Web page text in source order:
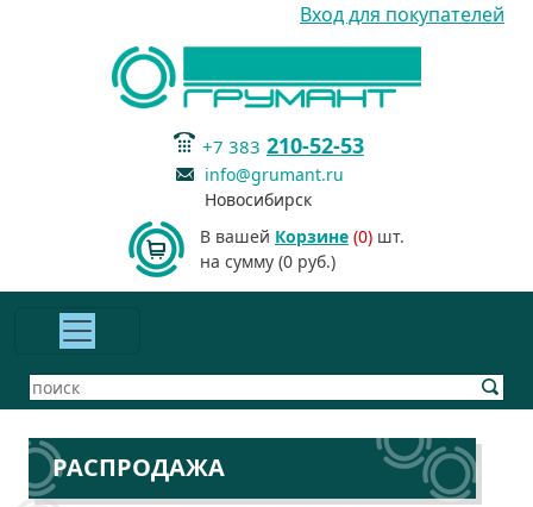
Вход для покупателей
+7 383 210-52-53
info@grumant.ru
Новосибирск
В вашей Корзине (0) шт.
на сумму (0 руб.)
РАСПРОДАЖА